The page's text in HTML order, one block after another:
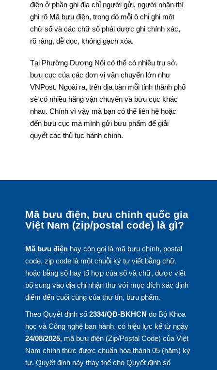
điện ở phần ghi địa chỉ người gửi, người nhận thì
ghi rõ Mã bưu điện, trong đó mỗi ô chỉ ghi một
chữ số và các chữ số phải được ghi chính xác,
rõ ràng, dễ đọc, không gạch xóa.
Tại Phường Dương Nội có thể có nhiều trụ sở,
bưu cục của các đơn vị vận chuyển lớn như
VNPost. Ngoài ra, trên địa bàn mỗi tỉnh thành phố
sẽ có nhiều hãng vận chuyển và bưu cục khác
nhau. Chính vì vậy mà bạn có thể liên hệ hoặc
đến bưu cục mà mình gửi bưu phẩm để giải
quyết các thủ tục hành chính.
Mã bưu điện, bưu chính quốc gia
Việt Nam (zip/postal code) là gì?
Mã bưu điệnhay còn gọi là mã bưu chính, postal
code, zip code là một chuỗi ký tự viết bằng chữ,
hoặc bằng số hay tổ hợp của số và chữ, được viết
bổ sung vào địa chỉ nhận thư với mục đích xác định
điểm đến cuối cùng của thư tín, bưu phẩm.
Theo Quyết định số 2334/QĐ-BKHCN do Bộ Khoa
học và Công nghệ ban hành, có hiệu lực kể từ ngày
24/08/2025, mã bưu điện (Zip/Postal Code) của Việt
Nam chính thức được chuẩn hóa thành 05 (năm) ký
tự. Quyết định này thay thế cho Quyết định số